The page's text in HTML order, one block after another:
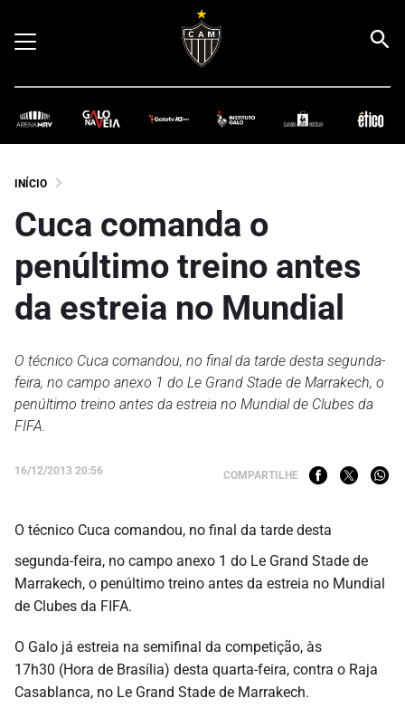
INÍCIO
Cuca comanda o
penúltimo treino antes
da estreia no Mundial
O técnico Cuca comandou, no final da tarde desta segunda-
feira, no campo anexo 1 do Le Grand Stade de Marrakech, o
penúltimo treino antes da estreia no Mundial de Clubes da
FIFA.
16/12/2013 20:56 COMPARTILHE
O técnico Cuca comandou, no final da tarde desta
segunda-feira, no campo anexo 1 do Le Grand Stade de
Marrakech, o penúltimo treino antes da estreia no Mundial
de Clubes da FIFA.
O Galo já estreia na semifinal da competição, às
17h30 (Hora de Brasília) desta quarta-feira, contra o Raja
Casablanca, no Le Grand Stade de Marrakech.